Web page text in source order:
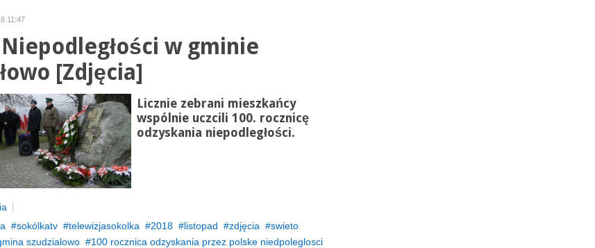
11:47
w gminie
[Zdjęcia]
Licznie zebrani mieszkańcy
wspólnie uczcili 100. rocznicę
odzyskania niepodległości.
sokólkatv telewizjasokolka 2018 listopad zdjęcia
swieto
szudzialowo
100 rocznica odzyskania przez polske niedpoleglosci